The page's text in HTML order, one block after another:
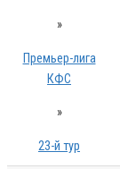
»
Премьер-лига
КФС
»
23-й тур